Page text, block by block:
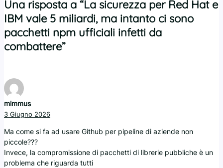
Una risposta a “La sicurezza per Red Hat e
IBM vale 5 miliardi, ma intanto ci sono
pacchetti npm ufficiali infetti da
combattere”
mimmus
3 Giugno 2026
Ma come si fa ad usare Github per pipeline di aziende non
piccole???
Invece, la compromissione di pacchetti di librerie pubbliche è un
problema che riguarda tutti